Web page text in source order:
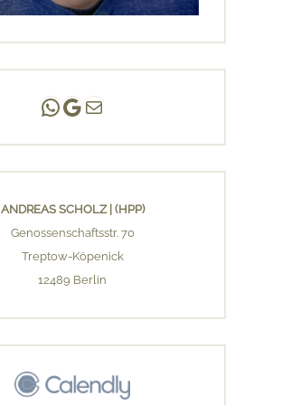
Andreas Scholz | (HPP)
Praxis Adlershof
E-Mail an mich ...
ANDREAS SCHOLZ | (HPP)
Genossenschaftsstr. 70
Treptow-Köpenick
12489 Berlin